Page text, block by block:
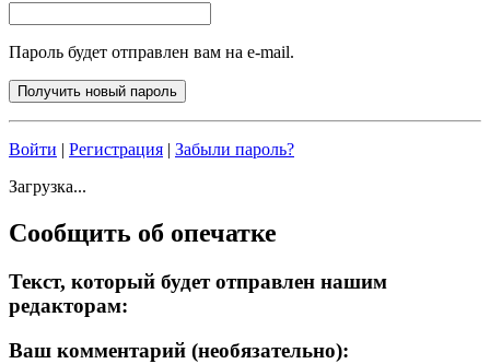
Пароль будет отправлен вам на e-mail.
Войти | Регистрация | Забыли пароль?
Загрузка...
Сообщить об опечатке
Текст, который будет отправлен нашим
редакторам:
Ваш комментарий (необязательно):